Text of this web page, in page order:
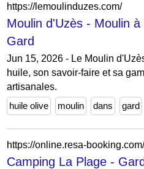
https://lemoulinduzes.com/
Moulin d'Uzès - Moulin
Gard
Jun 15, 2026 - Le Moulin
huile, son savoir-faire et sa
artisanales.
huile olive
moulin dans gard
Camping La Plage -